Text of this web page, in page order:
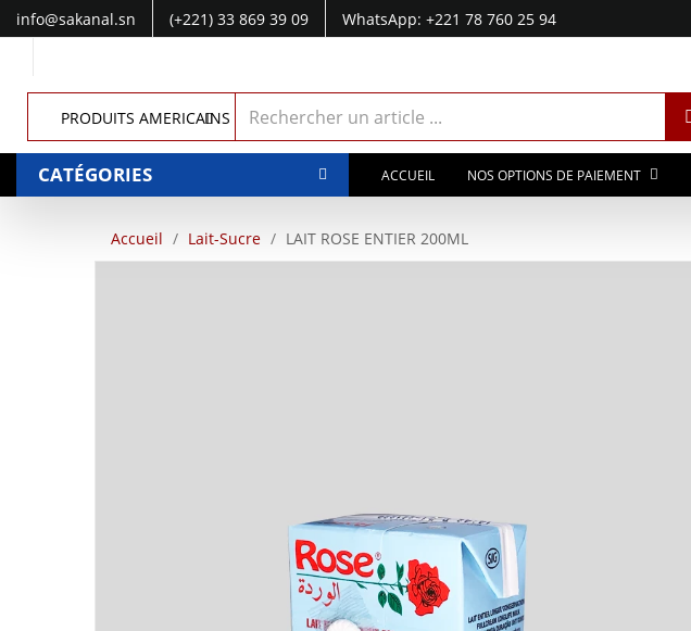
info@sakanal.sn (+221) 33 869 39 09
WhatsApp: +221 78 760 25 94
PRODUITS AMERICAINS
CATÉGORIES ACCUEIL NOS OPTIONS DE PAIEMENT
Accueil Lait-Sucre LAIT ROSE ENTIER 200ML